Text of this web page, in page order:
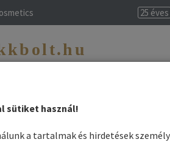
25 éves
- Vitael - Levissime
sütiket használ!
a tartalmak és hirdetések